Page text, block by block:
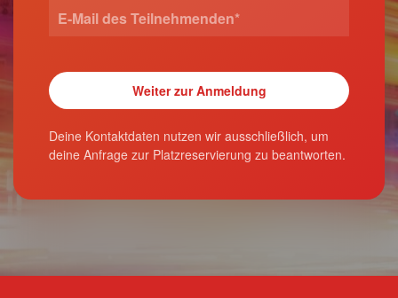
Deine Kontaktdaten nutzen wir ausschließlich, um
deine Anfrage zur Platzreservierung zu beantworten.